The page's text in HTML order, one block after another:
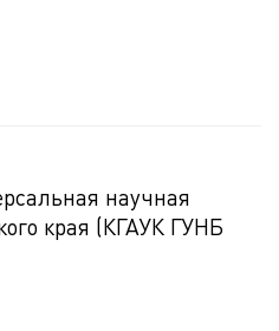
научная
края (КГАУК ГУНБ